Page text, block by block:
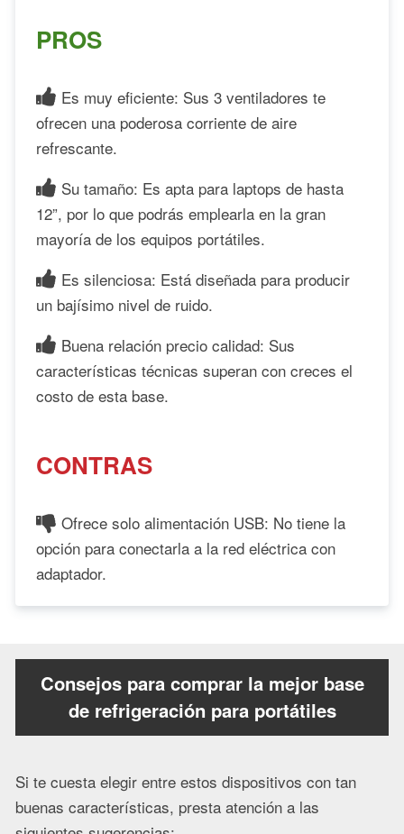
PROS
Es muy eficiente: Sus 3 ventiladores te
ofrecen una poderosa corriente de aire
refrescante.
Su tamaño: Es apta para laptops de hasta
12”, por lo que podrás emplearla en la gran
mayoría de los equipos portátiles.
Es silenciosa: Está diseñada para producir
un bajísimo nivel de ruido.
Buena relación precio calidad: Sus
características técnicas superan con creces el
costo de esta base.
CONTRAS
Ofrece solo alimentación USB: No tiene la
opción para conectarla a la red eléctrica con
adaptador.
Consejos para comprar la mejor base
de refrigeración para portátiles
Si te cuesta elegir entre estos dispositivos con tan
buenas características, presta atención a las